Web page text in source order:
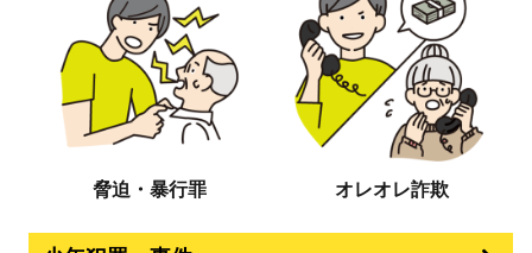
脅迫・暴行罪 オレオレ詐欺